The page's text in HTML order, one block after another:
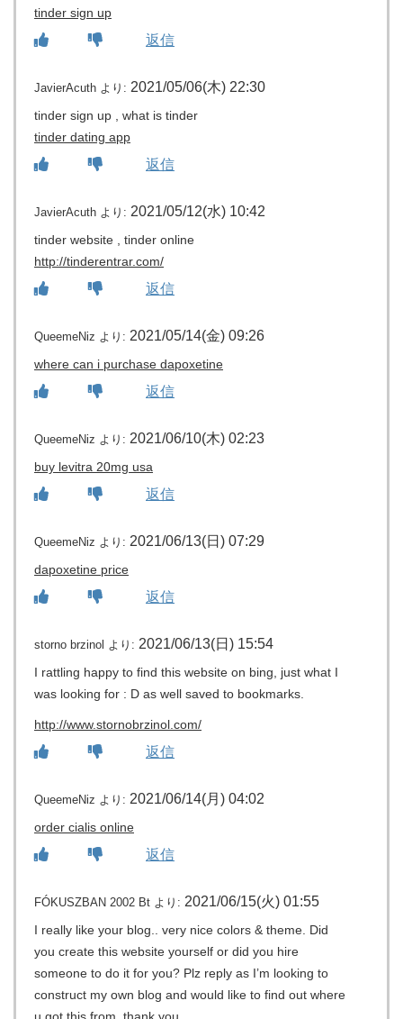
tinder sign up
返信
JavierAcuth より: 2021/05/06(木) 22:30
tinder sign up , what is tinder
tinder dating app
返信
JavierAcuth より: 2021/05/12(水) 10:42
tinder website , tinder online
http://tinderentrar.com/
返信
QueemeNiz より: 2021/05/14(金) 09:26
where can i purchase dapoxetine
返信
QueemeNiz より: 2021/06/10(木) 02:23
buy levitra 20mg usa
返信
QueemeNiz より: 2021/06/13(日) 07:29
dapoxetine price
返信
storno brzinol より: 2021/06/13(日) 15:54
I rattling happy to find this website on bing, just what I
was looking for : D as well saved to bookmarks.
http://www.stornobrzinol.com/
返信
QueemeNiz より: 2021/06/14(月) 04:02
order cialis online
返信
FÓKUSZBAN 2002 Bt より: 2021/06/15(火) 01:55
I really like your blog.. very nice colors & theme. Did
you create this website yourself or did you hire
someone to do it for you? Plz reply as I’m looking to
construct my own blog and would like to find out where
u got this from. thank you